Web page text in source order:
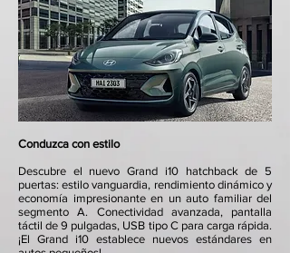
Conduzca con estilo
​Descubre el nuevo Grand i10 hatchback de 5
puertas: estilo vanguardia, rendimiento dinámico y
economía impresionante en un auto familiar del
segmento A. Conectividad avanzada, pantalla
táctil de 9 pulgadas, USB tipo C para carga rápida.
¡El Grand i10 establece nuevos estándares en